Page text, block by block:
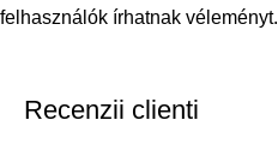
felhasználók írhatnak véleményt.
Recenzii clienti